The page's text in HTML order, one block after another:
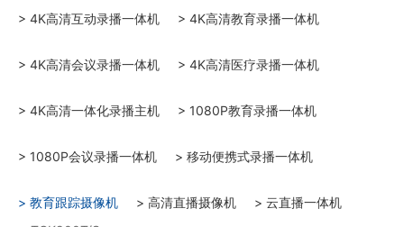
> 4K高清互动录播一体机 > 4K高清教育录播一体机
> 4K高清会议录播一体机 > 4K高清医疗录播一体机
> 4K高清一体化录播主机 > 1080P教育录播一体机
> 1080P会议录播一体机 > 移动便携式录播一体机
> 教育跟踪摄像机
> 高清直播摄像机 > 云直播一体机